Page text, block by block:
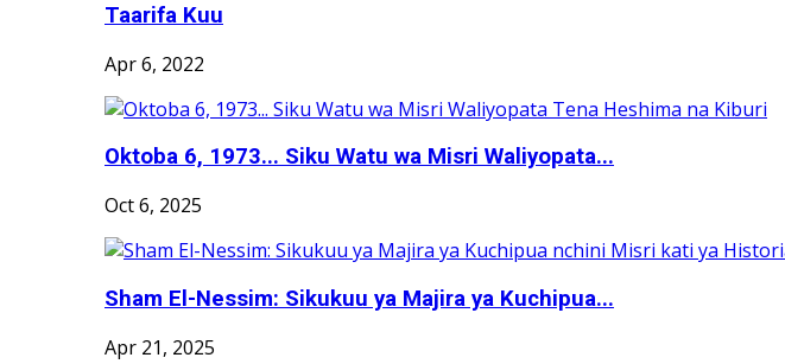
Taarifa Kuu
Apr 6, 2022
Oktoba 6, 1973... Siku Watu wa Misri Waliyopata...
Oct 6, 2025
Sham El-Nessim: Sikukuu ya Majira ya Kuchipua...
Apr 21, 2025